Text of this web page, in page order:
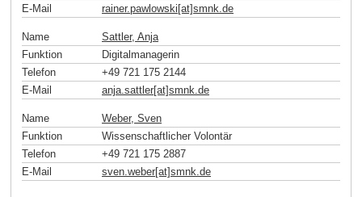
E-Mail
rainer.pawlowski[at]smnk.de
Name
Sattler, Anja
Funktion
Digitalmanagerin
Telefon
+49 721 175 2144
E-Mail
anja.sattler[at]smnk de
Name
Weber, Sven
Funktion
Wissenschaftlicher Volontär
Telefon
+49 721 175 2887
E-Mail
sven.weber[at]smnk de